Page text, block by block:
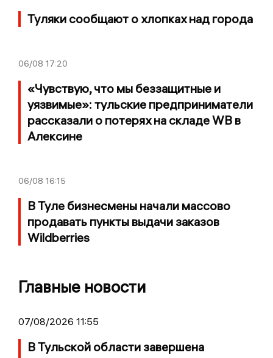
Туляки сообщают о хлопках над города
06/08 17:20
«Чувствую, что мы беззащитные и
уязвимые»: тульские предприниматели
рассказали о потерях на складе WB в
Алексине
06/08 16:15
В Туле бизнесмены начали массово
продавать пункты выдачи заказов
Wildberries
Главные новости
07/08/2026 11:55
В Тульской области завершена